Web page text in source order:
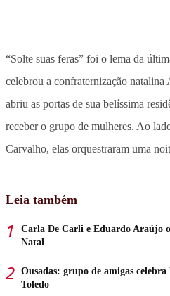
“Solte suas feras” foi o lema da
celebrou a confraternização
abriu as portas de sua belíssima
receber o grupo de mulheres. Ao
Carvalho, elas orquestraram uma
Leia também
Carla De Carli e Eduardo Araújo
Natal
Ousadas: grupo de amigas
Toledo